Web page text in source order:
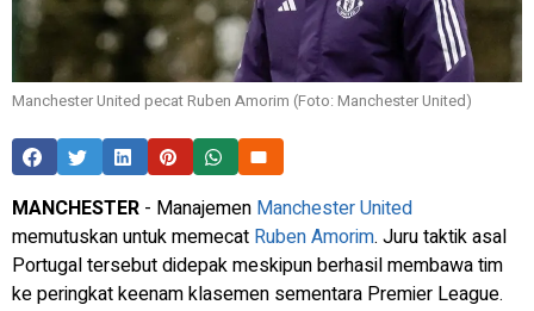
Manchester United pecat Ruben Amorim (Foto: Manchester United)
MANCHESTER - Manajemen Manchester United
memutuskan untuk memecat Ruben Amorim. Juru taktik asal
Portugal tersebut didepak meskipun berhasil membawa tim
ke peringkat keenam klasemen sementara Premier League.